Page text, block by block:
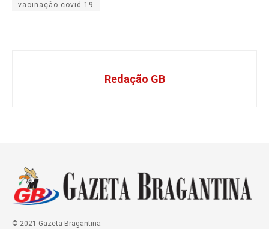
vacinação covid-19
Redação GB
© 2021 Gazeta Bragantina